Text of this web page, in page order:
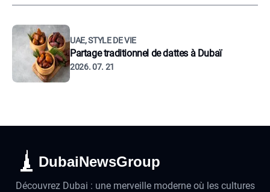
UAE, STYLE DE VIE
Partage traditionnel de dattes à Dubaï
2026. 07. 21
DubaiNewsGroup
Découvrez Dubai : une merveille moderne où les cultures